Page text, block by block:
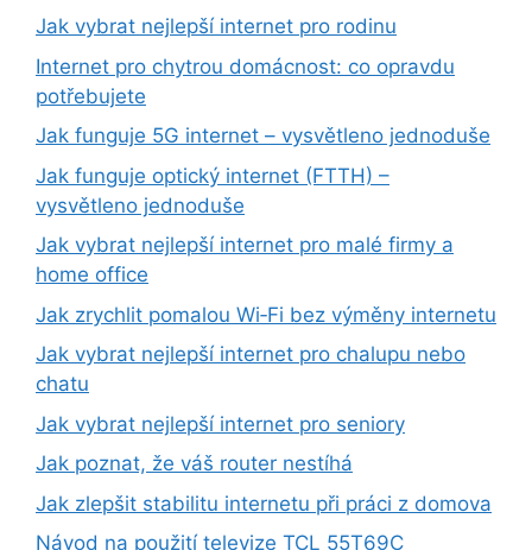
Jak vybrat nejlepší internet pro rodinu
Internet pro chytrou domácnost: co opravdu
potřebujete
Jak funguje 5G internet – vysvětleno jednoduše
Jak funguje optický internet (FTTH) –
vysvětleno jednoduše
Jak vybrat nejlepší internet pro malé firmy a
home office
Jak zrychlit pomalou Wi‑Fi bez výměny internetu
Jak vybrat nejlepší internet pro chalupu nebo
chatu
Jak vybrat nejlepší internet pro seniory
Jak poznat, že váš router nestíhá
Jak zlepšit stabilitu internetu při práci z domova
Návod na použití televize TCL 55T69C